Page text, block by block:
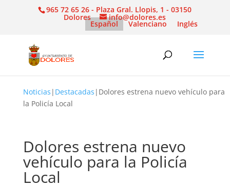
965 72 65 26 - Plaza Gral. Llopis, 1 - 03150
Dolores info@dolores.es
Español Valenciano Inglés
Noticias | Destacadas | Dolores estrena nuevo vehículo para
la Policía Local
Dolores estrena nuevo
vehículo para la Policía
Local